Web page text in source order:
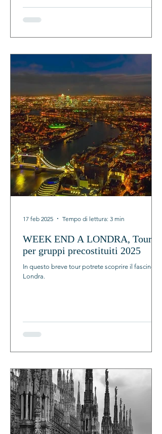
WEEK END A LONDRA, Tour
per gruppi precostituiti 2025
In questo breve tour potrete scoprire il fascino di
Londra.
17 feb 2025 Tempo di lettura: 3 min